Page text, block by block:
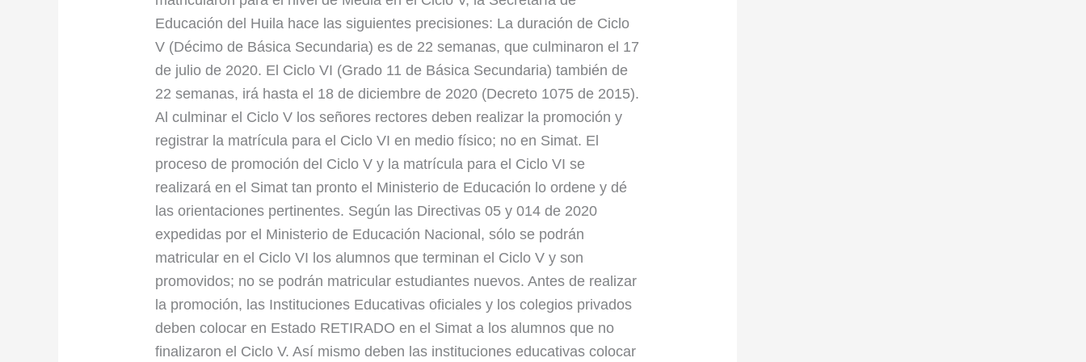
Educación del Huila hace las siguientes precisiones: La duración de Ciclo
V (Décimo de Básica Secundaria) es de 22 semanas, que culminaron el 17
de julio de 2020. El Ciclo VI (Grado 11 de Básica Secundaria) también de
22 semanas, irá hasta el 18 de diciembre de 2020 (Decreto 1075 de 2015).
Al culminar el Ciclo V los señores rectores deben realizar la promoción y
registrar la matrícula para el Ciclo VI en medio físico; no en Simat. El
proceso de promoción del Ciclo V y la matrícula para el Ciclo VI se
realizará en el Simat tan pronto el Ministerio de Educación lo ordene y dé
las orientaciones pertinentes. Según las Directivas 05 y 014 de 2020
expedidas por el Ministerio de Educación Nacional, sólo se podrán
matricular en el Ciclo VI los alumnos que terminan el Ciclo V y son
promovidos; no se podrán matricular estudiantes nuevos. Antes de realizar
la promoción, las Instituciones Educativas oficiales y los colegios privados
deben colocar en Estado RETIRADO en el Simat a los alumnos que no
finalizaron el Ciclo V. Así mismo deben las instituciones educativas colocar
adultos